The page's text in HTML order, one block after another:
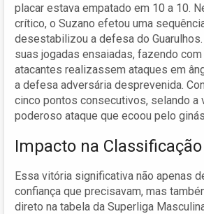
placar estava empatado em 10 a 10.
crítico, o Suzano efetou uma
desestabilizou a defesa do
suas jogadas ensaiadas, fazendo
atacantes realizassem ataques em
a defesa adversária desprevenida.
cinco pontos consecutivos, selando a
poderoso ataque que ecoou pelo
Impacto na Classificação
Essa vitória significativa não apenas
confiança que precisavam, mas
direto na tabela da Superliga